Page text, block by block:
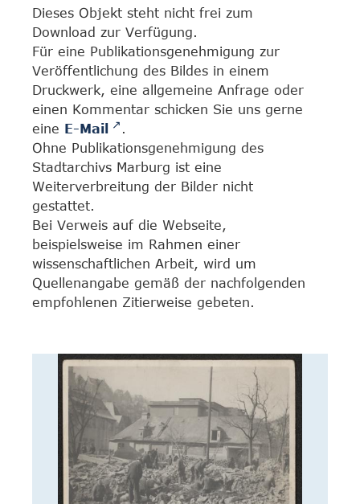
Dieses Objekt steht nicht frei zum
Download zur Verfügung.
Für eine Publikationsgenehmigung zur
Veröffentlichung des Bildes in einem
Druckwerk, eine allgemeine Anfrage oder
einen Kommentar schicken Sie uns gerne
eine E-Mail
.
Ohne Publikationsgenehmigung des
Stadtarchivs Marburg ist eine
Weiterverbreitung der Bilder nicht
gestattet.
Bei Verweis auf die Webseite,
beispielsweise im Rahmen einer
wissenschaftlichen Arbeit, wird um
Quellenangabe gemäß der nachfolgenden
empfohlenen Zitierweise gebeten.